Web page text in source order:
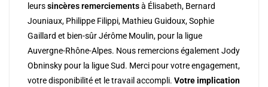
leurssincères remerciementsà Élisabeth, Bernard
Jouniaux, Philippe Filippi, Mathieu Guidoux,Sophie
Gaillard et bien-sûr Jérôme Moulin, pour la ligue
Auvergne-Rhône-Alpes. Nous remercions également Jody
Obninsky pour la ligue Sud. Merci pour votre engagement,
votre disponibilité et le travail accompli. Votre implication